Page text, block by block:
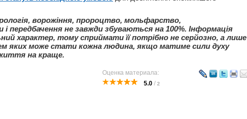
ворожіння, пророцтво, мольфарство,
і передбачення не завжди збуваються на 100%. Інформація
характер, тому сприймати її потрібно не серйозно, а лише
яких може стати кожна людина, якщо матиме сили духу
на краще.
Оценка материала:
5.0 / 2